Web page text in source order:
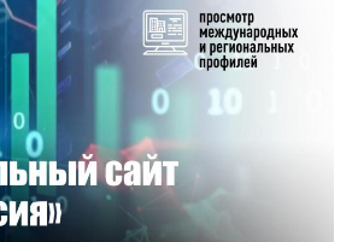
Смотреть проект